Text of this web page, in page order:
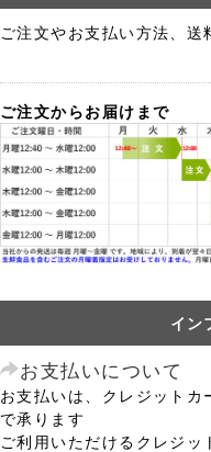
ご注文やお支払い方法、送
ご注文からお届けまで
イン
お支払いについて
お支払いは、クレジット
で承ります
ご利用いただけるクレジッ